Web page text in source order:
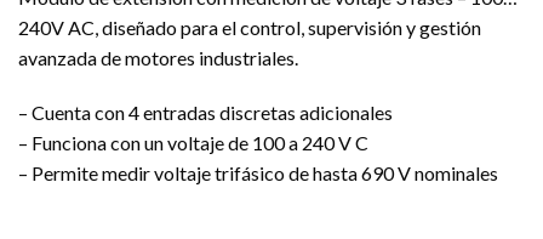
240V AC, diseñado para el control, supervisión y gestión
avanzada de motores industriales.
– Cuenta con 4 entradas discretas adicionales
– Funciona con un voltaje de 100 a 240 V C
– Permite medir voltaje trifásico de hasta 690 V nominales